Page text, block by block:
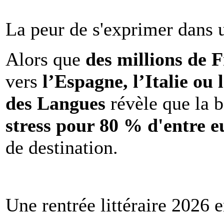
La peur de s'exprimer dans
Alors que des millions de
vers l’Espagne, l’Italie ou
des Langues révèle que la
stress pour 80 % d'entre
de destination.
Une rentrée littéraire 2026